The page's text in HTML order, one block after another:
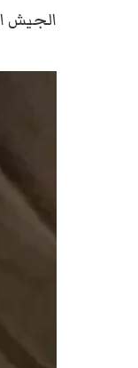
الجيش